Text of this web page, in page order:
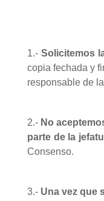
1.- Solicitemos
copia fechada y
responsable de
2.- No
parte de la
Consenso.
3.- Una vez que